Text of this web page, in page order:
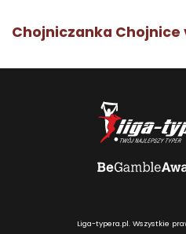
Chojniczanka Chojnice
Liga-typera.pl. Wszystkie